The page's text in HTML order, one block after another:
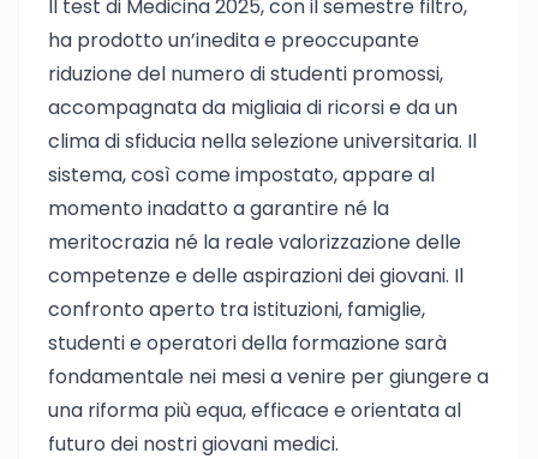
Il test di Medicina 2025, con il semestre filtro,
ha prodotto un’inedita e preoccupante
riduzione del numero di studenti promossi,
accompagnata da migliaia di ricorsi e da un
clima di sfiducia nella selezione universitaria. Il
sistema, così come impostato, appare al
momento inadatto a garantire né la
meritocrazia né la reale valorizzazione delle
competenze e delle aspirazioni dei giovani. Il
confronto aperto tra istituzioni, famiglie,
studenti e operatori della formazione sarà
fondamentale nei mesi a venire per giungere a
una riforma più equa, efficace e orientata al
futuro dei nostri giovani medici.